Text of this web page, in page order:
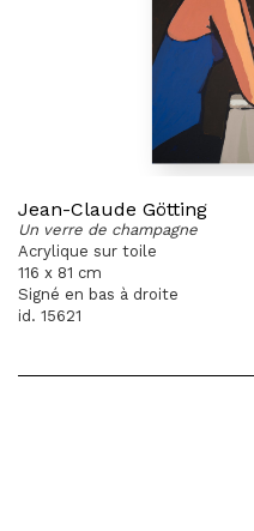
Jean-Claude Götting
Un verre de champagne
Acrylique sur toile
116 x 81 cm
Signé en bas à droite
id. 15621